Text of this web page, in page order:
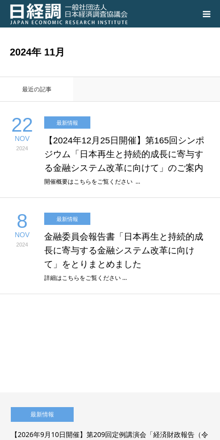
2024年 11月
最近の記事
22
NOV
2024
最新情報
【2024年12月25日開催】第165回シンポ
ジウム「日本再生と持続的成長に寄与す
る金融システム改革に向けて」のご案内
開催概要はこちらをご覧ください …
8
NOV
2024
最新情報
金融委員会報告書「日本再生と持続的成
長に寄与する金融システム改革に向け
て」をとりまとめました
詳細はこちらをご覧ください …
最新情報
【2026年9月10日開催】第209回定例講演会「経済財政報告（令
会員専用ページ
入会のご案内
アクセス